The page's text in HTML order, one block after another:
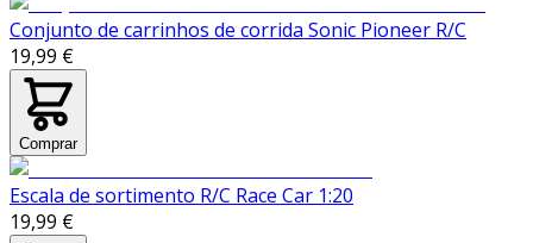
Conjunto de carrinhos de corrida Sonic Pioneer R/C
19,99 €
Comprar
Escala de sortimento R/C Race Car 1:20
19,99 €